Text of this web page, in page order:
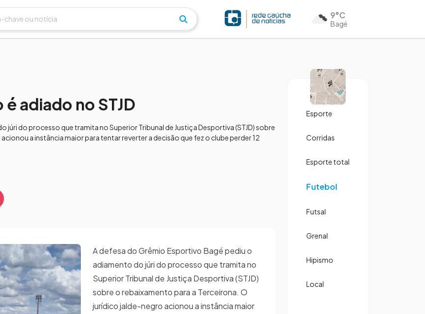
9°C
Bagé
adiado no STJD
do processo que tramita no Superior Tribunal de Justiça Desportiva (STJD) sobre
a instância maior para tentar reverter a decisão que fez o clube perder 12
A defesa do Grêmio Esportivo Bagé pediu o
adiamento do júri do processo que tramita no
Superior Tribunal de Justiça Desportiva (STJD)
sobre o rebaixamento para a Terceirona. O
jurídico jalde-negro acionou a instância maior
Esporte
Corridas
Esporte total
Futebol
Futsal
Grenal
Hipismo
Local